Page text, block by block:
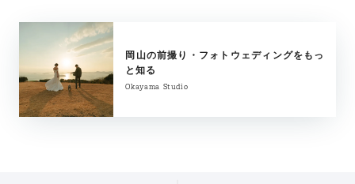
岡山の前撮り・フォトウェディングをもっ
と知る
Okayama Studio